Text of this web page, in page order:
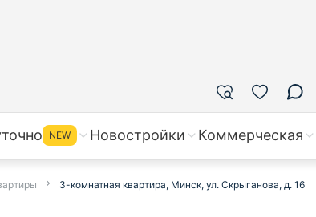
NEW Новостройки Коммерческая
3-комнатная квартира, Минск, ул. Скрыганова, д. 16